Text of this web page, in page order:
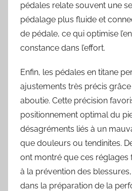
pédales relate souvent une
pédalage plus fluide et
de pédale, ce qui optimise
constance dans l’effort.
Enfin, les pédales en titane
ajustements très précis
aboutie. Cette précision
positionnement optimal du
désagréments liés à un
que douleurs ou tendinites.
ont montré que ces réglages
à la prévention des
dans la préparation de la